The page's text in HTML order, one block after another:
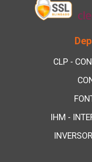
CLP -
IHM -